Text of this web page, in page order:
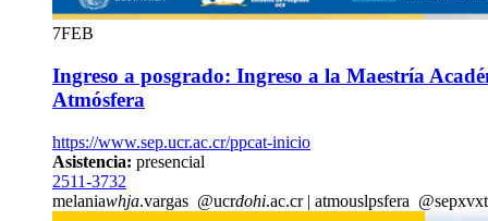
7FEB
Ingreso a posgrado: Ingreso a la Maestría
Atmósfera
https://www.sep.ucr.ac.cr/ppcat-inicio
Asistencia: presencial
2511-3732
melaniawhja.vargas @ucrdohi.ac.cr| atmouslpsfera @sepxvxt